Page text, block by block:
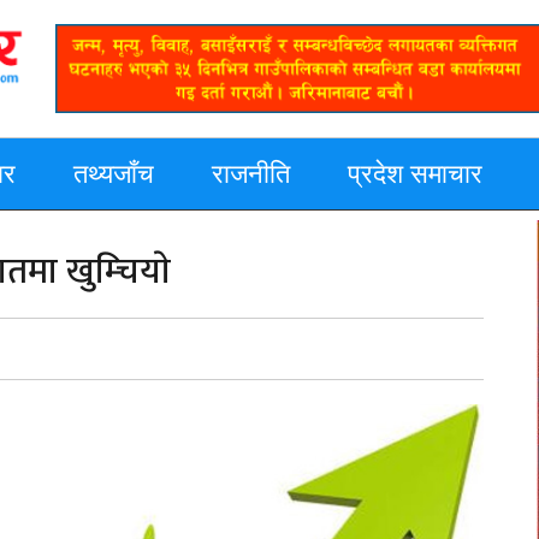
तथ्यजाँच राजनीति प्रदेश समाचार
खुम्चियाे